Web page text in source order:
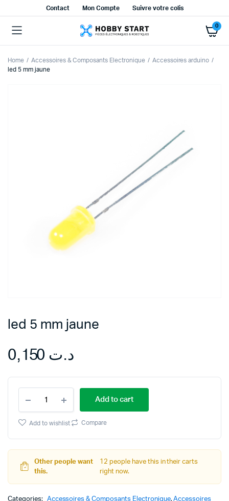
Contact Mon Compte Suivre votre colis
0
Home Accessoires & Composants Electronique
Accessoires arduino
led 5 mm jaune
led 5 mm jaune
د.ت
mm
jaune
Add to cart
Add to wishlist Compare
Other people want
this.
12 people have this in their carts
right now.
Categories: Accessoires & Composants Electronique,Accessoires